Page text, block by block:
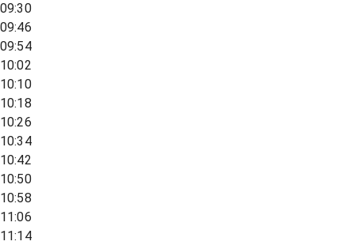
09:30
09:46
09:54
10:02
10:10
10:18
10:26
10:34
10:42
10:50
10:58
11:06
11:14